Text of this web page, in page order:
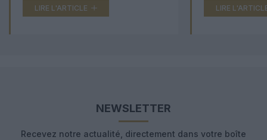
LIRE L'ARTICLE LIRE
NEWSLETTER
Recevez notre actualité, directement dans votre boîte